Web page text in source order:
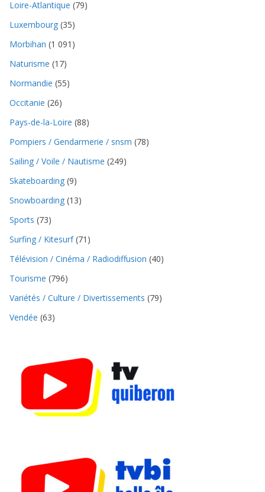
Loire-Atlantique (79)
Luxembourg (35)
Morbihan (1 091)
Naturisme (17)
Normandie (55)
Occitanie (26)
Pays-de-la-Loire (88)
Pompiers / Gendarmerie / snsm (78)
Sailing / Voile / Nautisme (249)
Skateboarding (9)
Snowboarding (13)
Sports (73)
Surfing / Kitesurf(71)
Télévision / Cinéma / Radiodiffusion (40)
Tourisme (796)
Variétés / Culture / Divertissements (79)
Vendée (63)